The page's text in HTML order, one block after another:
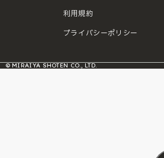
利用規約
プライバシーポリシー
© MIRAIYA SHOTEN CO., LTD.